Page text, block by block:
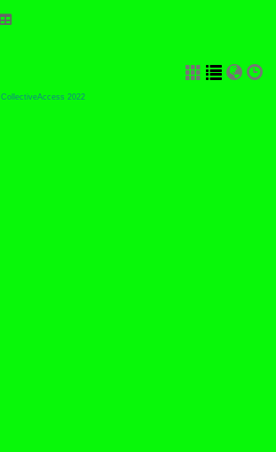
CollectiveAccess 2022